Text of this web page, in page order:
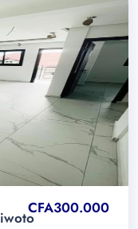
CFA300.000